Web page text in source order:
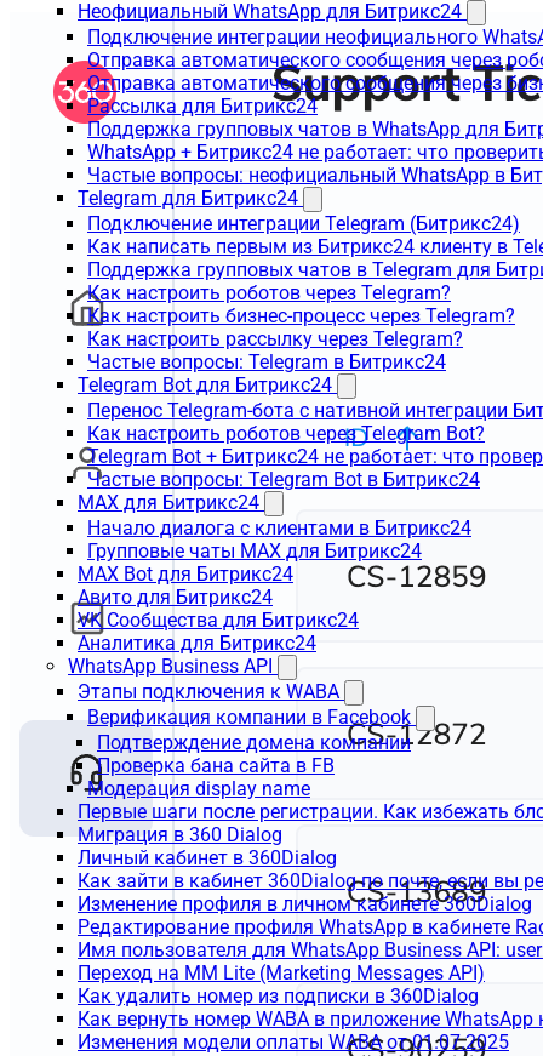
Неофициальный WhatsApp для Битрикс24
Подключение интеграции неофициального
Отправка автоматического сообщения через
Отправка автоматического сообщения через
Рассылка для Битрикс24
Поддержка групповых чатов в WhatsApp для
WhatsApp + Битрикс24 не работает: что
Частые вопросы: неофициальный WhatsApp в
Telegram для Битрикс24
Подключение интеграции Telegram (Битрикс24)
Как написать первым из Битрикс24 клиенту в
Поддержка групповых чатов в Telegram для
Как настроить роботов через Telegram?
Как настроить бизнес-процесс через Telegram?
Как настроить рассылку через Telegram?
Частые вопросы: Telegram в Битрикс24
Telegram Bot для Битрикс24
Перенос Telegram-бота с нативной интеграции
Как настроить роботов через Telegram Bot?
Telegram Bot + Битрикс24 не работает: что
Частые вопросы: Telegram Bot в Битрикс24
MAX для Битрикс24
Начало диалога с клиентами в Битрикс24
Групповые чаты MAX для Битрикс24
MAX Bot для Битрикс24
Авито для Битрикс24
VK Сообщества для Битрикс24
Аналитика для Битрикс24
WhatsApp Business API
Этапы подключения к WABA
Верификация компании в Facebook
Подтверждение домена компании
Проверка бана сайта в FB
Модерация display name
Первые шаги после регистрации. Как избежать
Миграция в 360 Dialog
Личный кабинет в 360Dialog
Как зайти в кабинет 360Dialog по почте, если вы
Изменение профиля в личном кабинете 360Dialog
Редактирование профиля WhatsApp в кабинете
Имя пользователя для WhatsApp Business API:
Переход на MM Lite (Marketing Messages API)
Как удалить номер из подписки в 360Dialog
Как вернуть номер WABA в приложение WhatsApp
Изменения модели оплаты WABA от 01.07.2025